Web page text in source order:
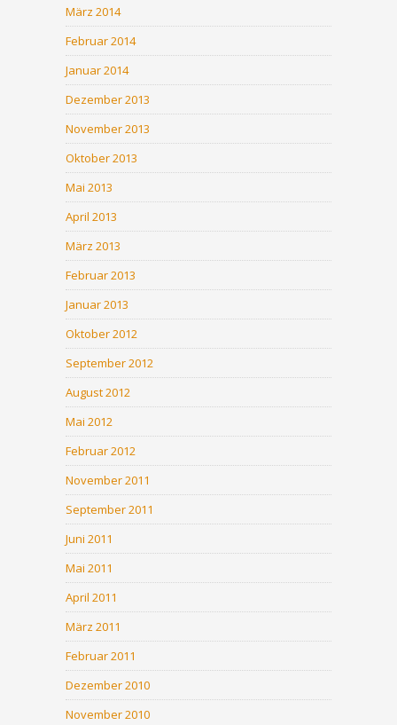
März 2014
Februar 2014
Januar 2014
Dezember 2013
November 2013
Oktober 2013
Mai 2013
April 2013
März 2013
Februar 2013
Januar 2013
Oktober 2012
September 2012
August 2012
Mai 2012
Februar 2012
November 2011
September 2011
Juni 2011
Mai 2011
April 2011
März 2011
Februar 2011
Dezember 2010
November 2010